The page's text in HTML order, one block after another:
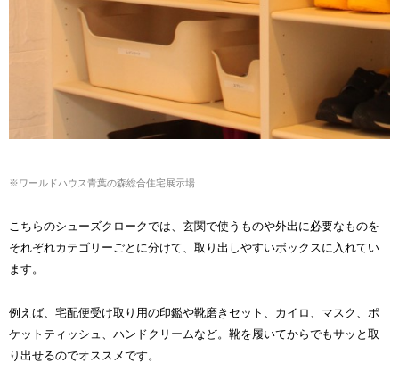
※ワールドハウス青葉の森総合住宅展示場
こちらのシューズクロークでは、玄関で使うものや外出に必要なものを
それぞれカテゴリーごとに分けて、取り出しやすいボックスに入れてい
ます。
例えば、宅配便受け取り用の印鑑や靴磨きセット、カイロ、マスク、ポ
ケットティッシュ、ハンドクリームなど。靴を履いてからでもサッと取
り出せるのでオススメです。